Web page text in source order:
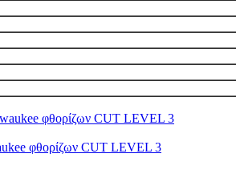
φθορίζων CUT LEVEL 3